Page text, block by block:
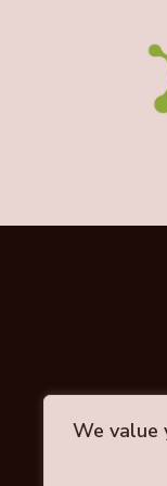
We value